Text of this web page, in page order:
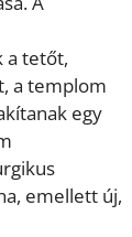
a tetőt,
a templom
egy
emellett új,